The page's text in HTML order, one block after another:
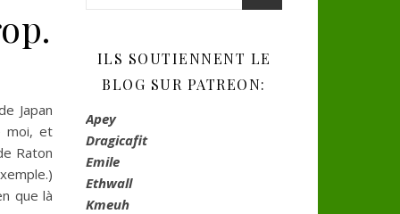
Japan
moi, et
Raton
que là
ILS SOUTIENNENT LE
BLOG SUR PATREON:
Apey
Dragicafit
Emile
Ethwall
Kmeuh